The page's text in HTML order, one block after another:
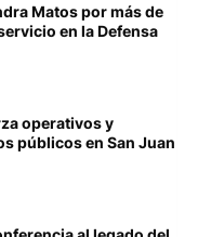
Matos por más de
en la Defensa
operativos y
públicos en San Juan